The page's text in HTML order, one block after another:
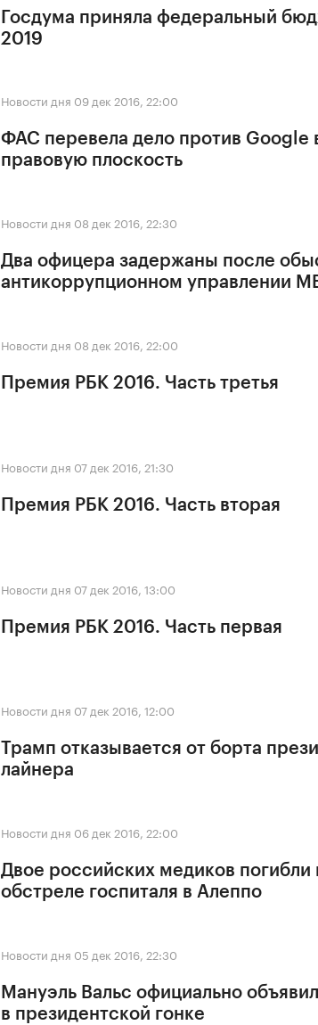
Госдума приняла федеральный
2019
Новости дня 09 дек 2016, 22:00
ФАС перевела дело против Google
правовую плоскость
Новости дня 08 дек 2016, 22:30
Два офицера задержаны после
антикоррупционном управлении
Новости дня 08 дек 2016, 22:00
Премия РБК 2016. Часть третья
Новости дня 07 дек 2016, 21:30
Премия РБК 2016. Часть вторая
Новости дня 07 дек 2016, 13:00
Премия РБК 2016. Часть первая
Новости дня 07 дек 2016, 12:00
Трамп отказывается от борта
лайнера
Новости дня 06 дек 2016, 22:00
Двое российских медиков погибли
обстреле госпиталя в Алеппо
Новости дня 05 дек 2016, 22:30
Мануэль Вальс официально
в президентской гонке